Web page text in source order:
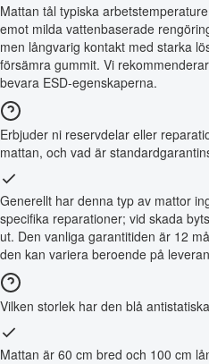
Mattan tål typiska
emot milda vattenbaserade
men långvarig kontakt med starka
försämra gummit. Vi
bevara ESD-egenskaperna.
Erbjuder ni reservdelar eller
mattan, och vad är
Generellt har denna typ av mattor
specifika reparationer; vid skada
ut. Den vanliga garantitiden är 12
den kan variera beroende på
Vilken storlek har den blå
Mattan är 60 cm bred och 100 cm